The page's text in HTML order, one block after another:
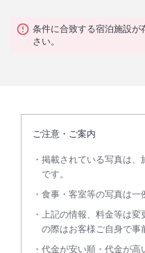
条件に合致する宿泊施設
さい。
ご注意・ご案内
掲載されている写真は、
です。
食事・客室等の写真は一
上記の情報、料金等は
の際はお客様ご自身で事
代金が安い順・代金が高